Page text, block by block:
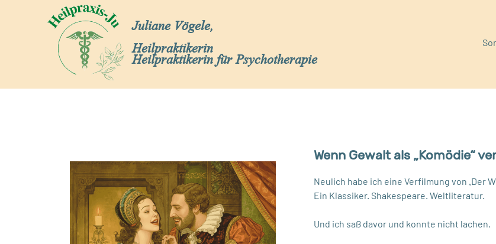
Juliane Vögele,
Heilpraktikerin
Heilpraktikerin für Psychotherapie
Wenn Gewalt als „Komödie“
Neulich habe ich eine Verfilmung von „Der
Ein Klassiker. Shakespeare. Weltliteratur.
Und ich saß davor und konnte nicht lachen.